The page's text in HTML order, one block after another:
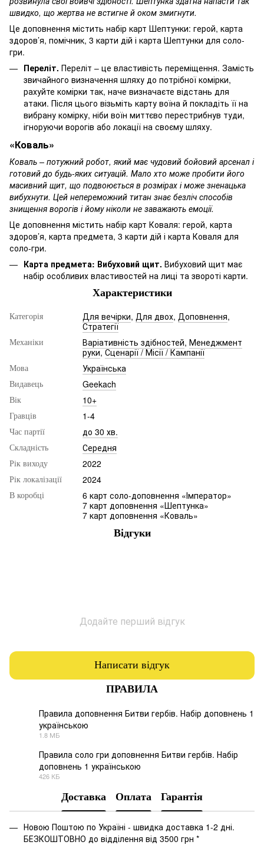
швидко, що жертва не встигне й оком змигнути.
Це доповнення містить набір карт Шептунки: герой, карта
здоров’я, помічник, 3 карти дій і карта Шептунки для соло-
гри.
Переліт. Переліт – це властивість переміщення. Замість
звичайного визначення шляху до потрібної комірки,
рахуйте комірки так, наче визначаєте відстань для
атаки. Після цього візьміть карту воїна й покладіть її на
вибрану комірку, ніби воїн миттєво перестрибнув туди,
ігноруючи ворогів або локації на своєму шляху.
«Коваль»
Коваль – потужний робот, який має чудовий бойовий арсенал і
готовий до будь-яких ситуацій. Мало хто може пробити його
масивний щит, що подвоюється в розмірах і може зненацька
вибухнути. Цей непереможний титан знає безліч способів
знищення ворогів і йому ніколи не заважають емоції.
Це доповнення містить набір карт Коваля: герой, карта
здоров’я, карта предмета, 3 карти дій і карта Коваля для
соло-гри.
Карта предмета: Вибуховий щит. Вибуховий щит має
набір особливих властивостей на лиці та звороті карти.
Характеристики
Категорія Для вечірки, Для двох, Доповнення,
Стратегії
Механіки Варіативність здібностей, Менеджмент
руки,Сценарії / Місії / Кампанії
Мова Українська
Видавець Geekach
Вік 10+
Гравців 1-4
Час партії до 30 хв.
Складність Середня
Рік виходу 2022
Рік локалізації 2024
В коробці
6 карт соло-доповнення «Імператор»
7 карт доповнення «Шептунка»
7 карт доповнення «Коваль»
Відгуки
Додайте перший відгук
Написати відгук
ПРАВИЛА
Правила доповнення Битви гербів. Набір доповнень 1
українською
1.8 МБ
Правила соло гри доповнення Битви гербів. Набір
доповнень 1 українською
426 КБ
Доставка Оплата Гарантія
Новою Поштою по Україні - швидка доставка 1-2 дні.
БЕЗКОШТОВНО до відділення від 3500 грн *